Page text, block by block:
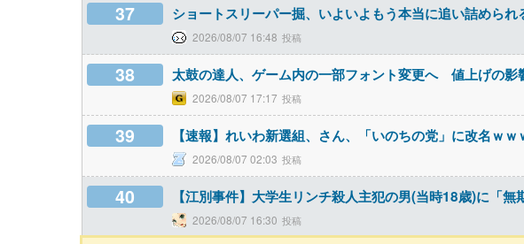
37 ショートスリーパー掘、いよいよもう本当に追い詰められ
2026/08/07 16:48
38 太鼓の達人、ゲーム内の一部フォント変更へ 値上げの影
2026/08/07 17:17
39 【速報】れいわ新選組、さん、「いのちの党」に改名ｗｗ
2026/08/07 02:03
40 【江別事件】大学生リンチ殺人主犯の男(当時18歳)に「無
2026/08/07 16:30